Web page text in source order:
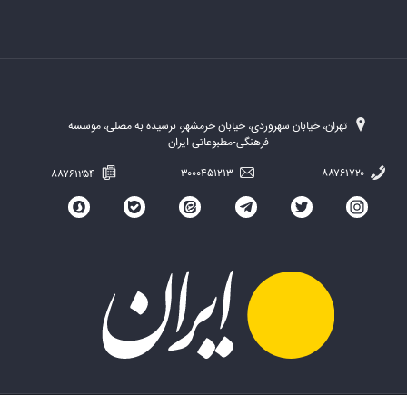
تهران، خیابان سهروردی، خیابان خرمشهر، نرسیده به مصلی، موسسه
فرهنگی-مطبوعاتی ایران